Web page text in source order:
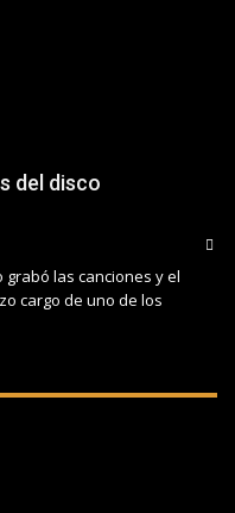
del disco
grabó las canciones y el
cargo de uno de los